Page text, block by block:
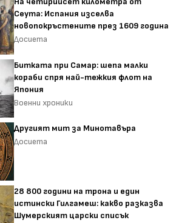
Сеута: Испания изселва
новопокръстените през 1609 година
Досиета
Битката при Самар: шепа малки
кораби спря най-тежкия флот на
Япония
Военни хроники
Другият мит за Минотавъра
Досиета
28 800 години на трона и един
истински Гилгамеш: какво разказва
Шумерският царски списък